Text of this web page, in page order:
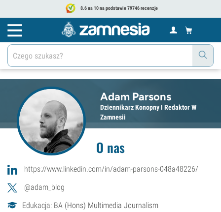
8.6 na 10 na podstawie 79746 recenzje
Adam Parsons
Dziennikarz Konopny I Redaktor W
Zamnesii
O nas
https://www.linkedin.com/in/adam-parsons-048a48226/
@adam_blog
Edukacja: BA (Hons) Multimedia Journalism